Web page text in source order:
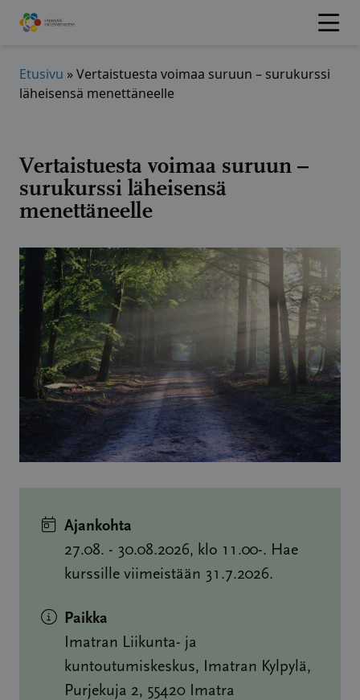
Hyppää
sisältöön
Etusivu »Vertaistuesta voimaa suruun – surukurssi
läheisensä menettäneelle
Vertaistuesta voimaa suruun –
surukurssi läheisensä
menettäneelle
Ajankohta
27.08. - 30.08.2026, klo 11.00-. Hae
kurssille viimeistään 31.7.2026.
Paikka
Imatran Liikunta- ja
kuntoutumiskeskus, Imatran Kylpylä,
Purjekuja 2, 55420 Imatra